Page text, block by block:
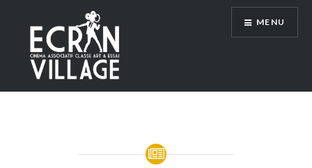
contenu
principal
ÉCRAN VILLAGE
MENU